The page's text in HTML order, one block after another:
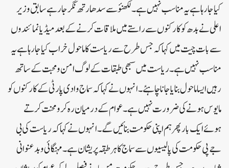
کیا جارہا ہے یہ مناسب نہیں ہے۔لکھنؤ سے سدھارتھ نگر جارہے سابق وزیر
اعلی نے بدھ کو کارکنوں سے راستے میں ملاقات کرنے کے بعد میڈیا نمائندوں
سے بات چیت میں کہا کہ جس طرح سے ریاست کا ماحول خراب کیا جارہا ہے یہ
مناسب نہیں ہے۔ ریاست میں سبھی طبقات کے لوگ امن و محبت کے ساتھ
رہیں ایسا ماحول بنایا جانا چاہئے۔ انہوں نے کہا کہ سماج وادی پارٹی کے کارکنوں کو
مایوس ہونے کی ضرورت نہیں ہے۔ عوام کے درمیان رہ کر و محنت کر تے
ہوئے ایک بار پھر ہم اپنی حکومت بنائیں گے۔انہوں نے کہا کہ ریاست کی بی
جے پی حکومت کی پالیسیوں سے سماج کا ہر طبقہ پریشان ہے۔ مہنگائی و بدعنوانی